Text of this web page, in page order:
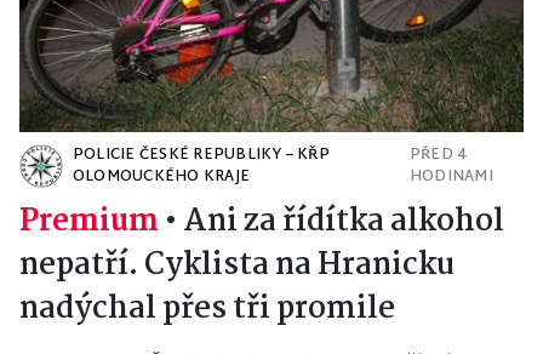
POLICIE ČESKÉ REPUBLIKY – KŘP
OLOMOUCKÉHO KRAJE
PŘED 4
HODINAMI
Premium • Ani za řídítka alkohol
nepatří. Cyklista na Hranicku
nadýchal přes tři promile